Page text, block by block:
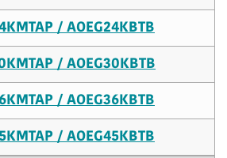
/ AOEG24KBTB
/ AOEG30KBTB
/ AOEG36KBTB
/ AOEG45KBTB